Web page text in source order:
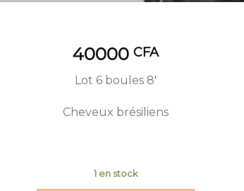
40000 CFA
Lot 6 boules 8′
Cheveux brésiliens
1 en stock